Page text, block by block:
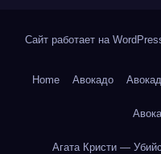
Сайт работает на
Home Авокадо
Агата Кристи —